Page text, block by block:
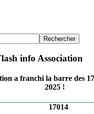
Rechercher
info Association
a franchi la barre des
2025 !